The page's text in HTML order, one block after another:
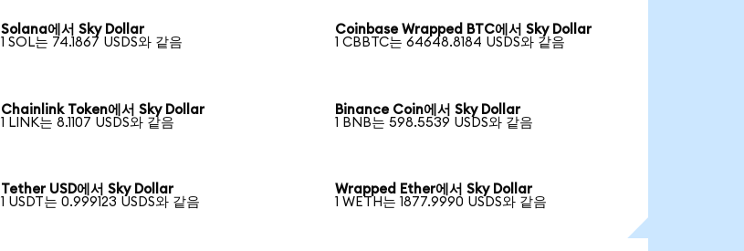
Solana에서 Sky Dollar
1 SOL는 74.1867 USDS와 같음
Coinbase Wrapped BTC에서 Sky Dollar
1 CBBTC는 64648.8184 USDS와 같음
Chainlink Token에서 Sky Dollar
1 LINK는 8.1107 USDS와 같음
Binance Coin에서 Sky Dollar
1 BNB는 598.5539 USDS와 같음
Tether USD에서 Sky Dollar
1 USDT는 0.999123 USDS와 같음
Wrapped Ether에서 Sky Dollar
1 WETH는 1877.9990 USDS와 같음